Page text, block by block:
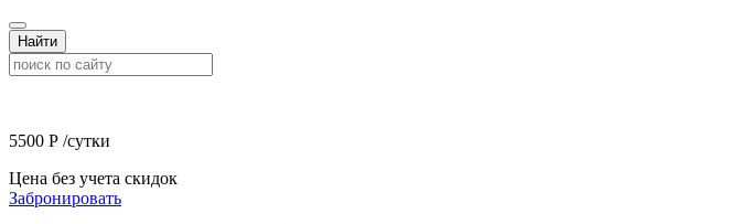
Найти
5500 Р /сутки
Цена без учета скидок
Забронировать